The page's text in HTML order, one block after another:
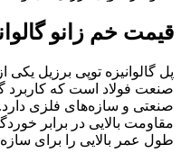
قیمت خم زانو
پل گالوانیزه توپی برزیل
صنعت فولاد است که کاربرد
صنعتی و سازه‌های فلزی
مقاومت بالایی در برابر
طول عمر بالایی را برای